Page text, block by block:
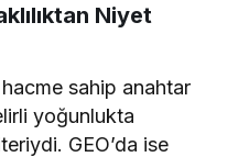
Niyet
sahip anahtar
yoğunlukta
GEO’da ise